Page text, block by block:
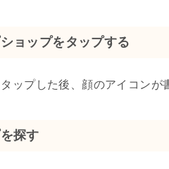
ョップをタップする
ップした後、顔のアイコンが
探す